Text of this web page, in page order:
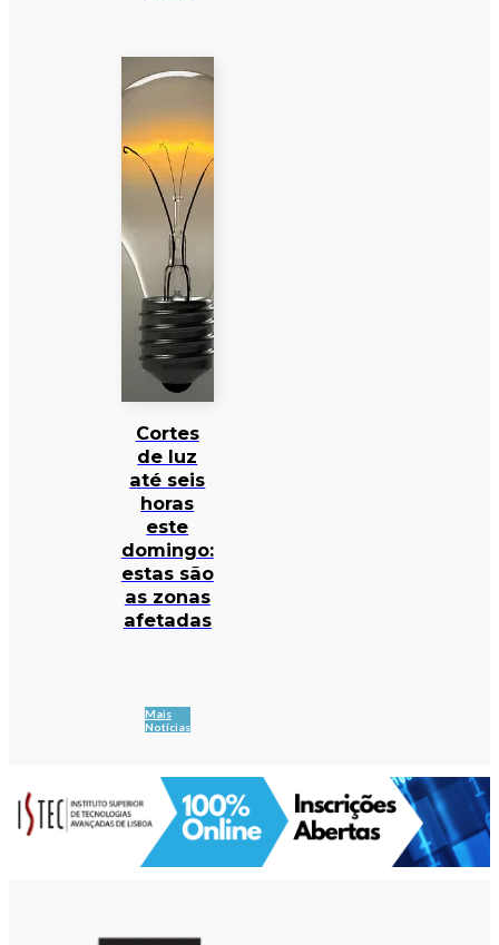
Cortes
de luz
até seis
horas
este
domingo:
estas são
as zonas
afetadas
Mais
Notícias